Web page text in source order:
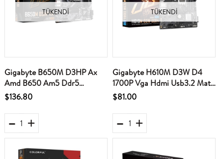
TÜKENDI
Gigabyte B650M D3HP Ax
Amd B650 Am5 Ddr5
7600MHZ (Oc) Hdmı-dp M.2
$136.80
TÜKENDI
Gigabyte H610M D3W D4
1700P Vga Hdmi Usb3.2 Matx
Anakart
$81.00